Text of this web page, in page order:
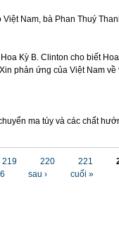
Nam, bà Phan Thuý
Kỳ B. Clinton cho biết
phản ứng của Việt Nam về
ma túy và các chất
219 220 221
sau › cuối »